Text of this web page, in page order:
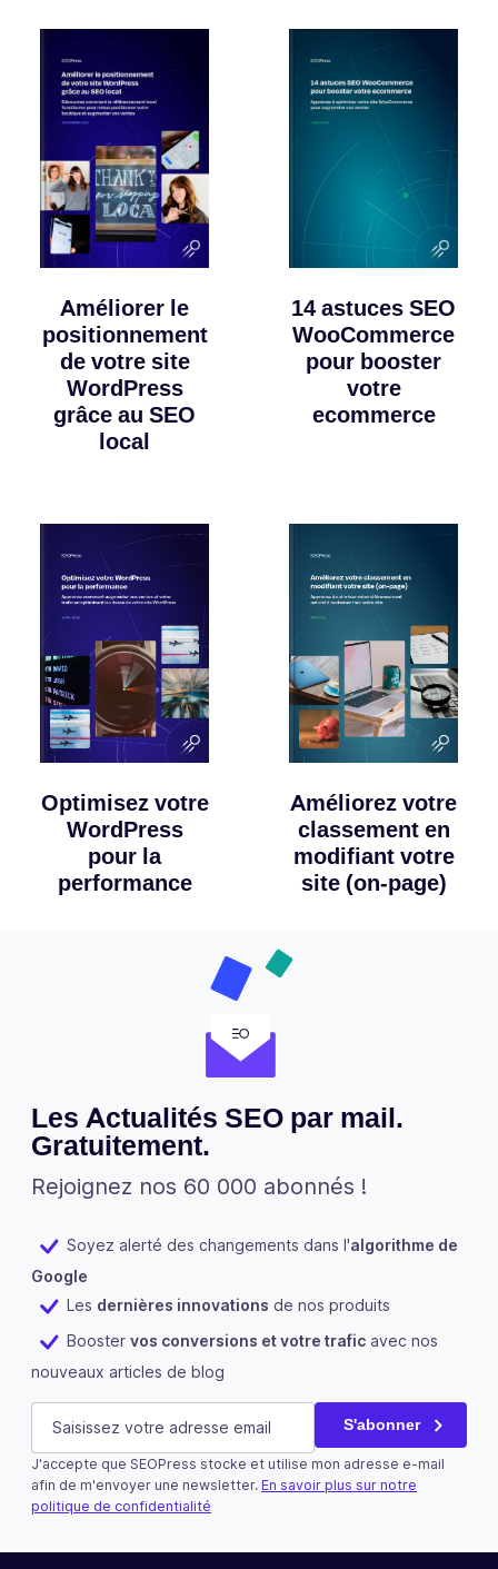
Améliorer le
positionnement
de votre site
WordPress
grâce au SEO
local
14 astuces SEO
WooCommerce
pour booster
votre
ecommerce
Optimisez votre
WordPress
pour la
performance
Améliorez votre
classement en
modifiant votre
site (on-page)
Les Actualités SEO par mail.
Gratuitement.
Rejoignez nos 60 000 abonnés !
Soyez alerté des changements dans l'algorithme de
Google
Les dernières innovations de nos produits
Booster vos conversions et votre trafic avec nos
nouveaux articles de blog
Email
Ce champ n’est utilisé qu’à des fins de validation et
E-mail (Nécessaire) S'abonner
J'accepte que SEOPress stocke et utilise mon adresse e-mail
afin de m'envoyer une newsletter. En savoir plus sur notre
politique de confidentialité